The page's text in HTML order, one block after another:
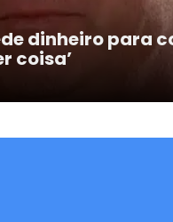
dinheiro para
coisa’